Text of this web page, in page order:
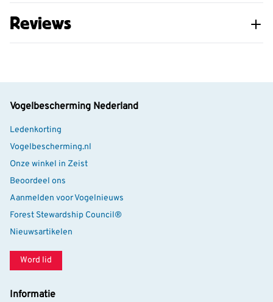
Reviews
Vogelbescherming Nederland
Ledenkorting
Vogelbescherming.nl
Onze winkel in Zeist
Beoordeel ons
Aanmelden voor Vogelnieuws
Forest Stewardship Council®
Nieuwsartikelen
Word lid
Informatie